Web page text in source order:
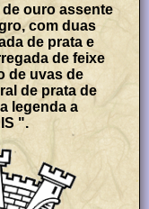
ouro assente
com duas
de prata e
de feixe
de uvas de
de prata de
legenda a
".